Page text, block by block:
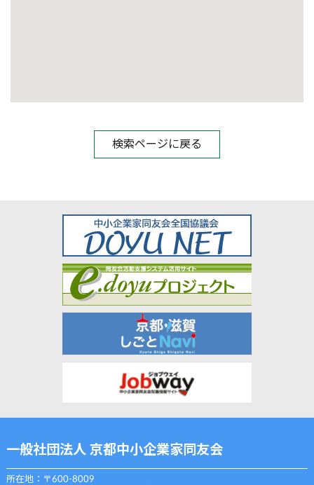
検索ページに戻る
一般社団法人 京都中小企業家同友会
所在地：〒600-8009